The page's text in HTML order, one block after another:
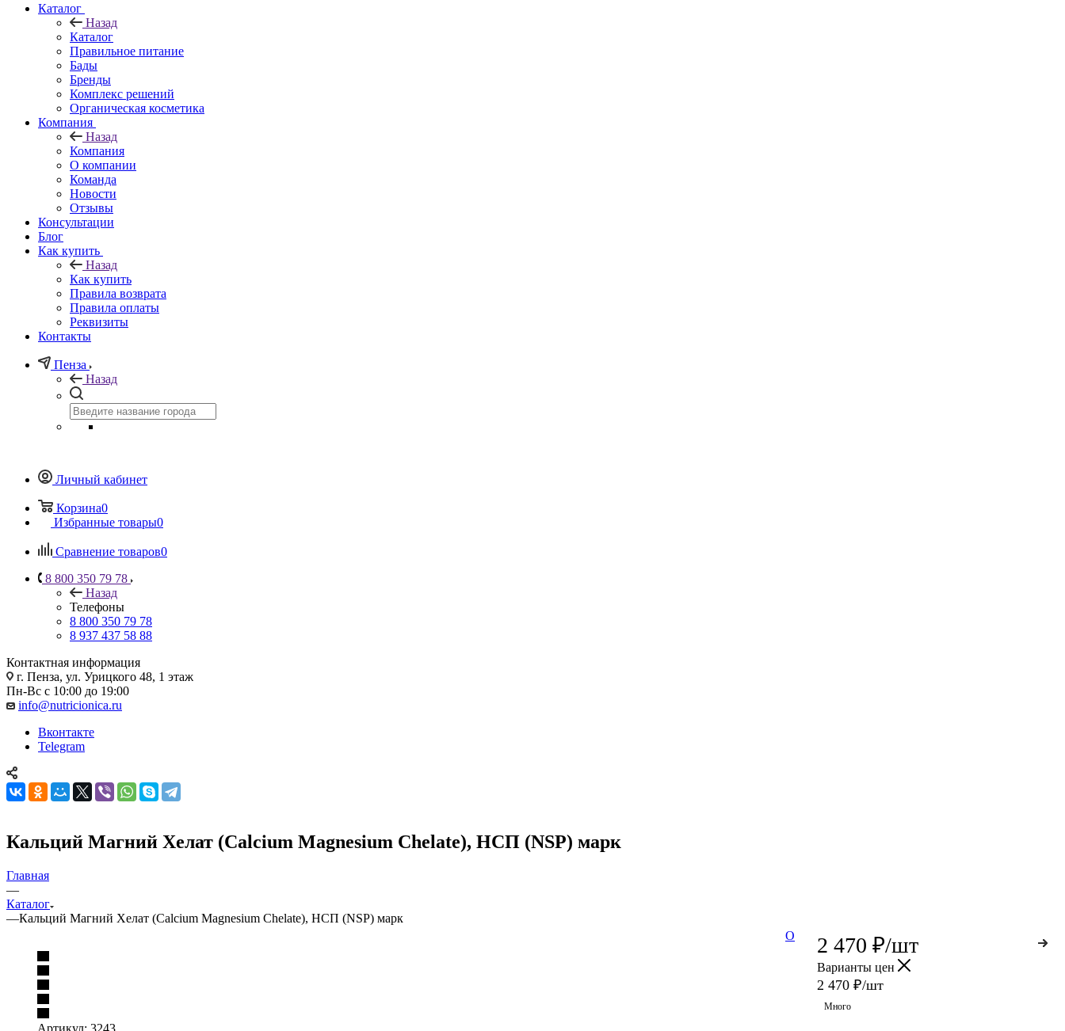
Каталог
Назад
Каталог
Правильное питание
Бады
Бренды
Комплекс решений
Органическая косметика
Компания
Назад
Компания
О компании
Команда
Новости
Отзывы
Консультации
Блог
Как купить
Назад
Как купить
Правила возврата
Правила оплаты
Реквизиты
Контакты
Пенза
Назад
Личный кабинет
Корзина0
Избранные товары0
Сравнение товаров0
8 800 350 79 78
Назад
Телефоны
8 800 350 79 78
8 937 437 58 88
Контактная информация
г. Пенза, ул. Урицкого 48, 1 этаж
Пн-Вс с 10:00 до 19:00
info@nutricionica.ru
Вконтакте
Telegram
Кальций Магний Хелат (Calcium Magnesium Chelate), НСП (NSP) марк
Главная
—
Каталог
—Кальций Магний Хелат (Calcium Magnesium Chelate), НСП (NSP) марк
Артикул: 3243
2 470 ₽/шт
Варианты цен
2 470 ₽/шт
Много
О